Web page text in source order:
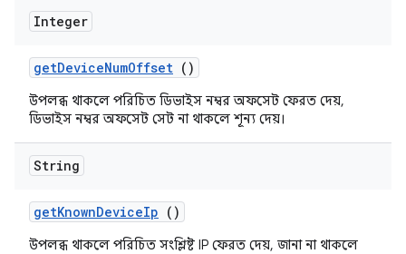
Integer
getDeviceNumOffset ()
উপলব্ধ থাকলে পরিচিত ডিভাইস নম্বর অফসেট ফেরত দেয়,
ডিভাইস নম্বর অফসেট সেট না থাকলে শূন্য দেয়।
String
getKnownDeviceIp ()
উপলব্ধ থাকলে পরিচিত সংশ্লিষ্ট IP ফেরত দেয়, জানা না থাকলে